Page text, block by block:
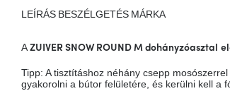
LEÍRÁS BESZÉLGETÉS MÁRKA
A ZUIVER SNOW ROUND M dohányzóasztal
Tipp: A tisztításhoz néhány csepp
gyakorolni a bútor felületére, és kerülni kell a